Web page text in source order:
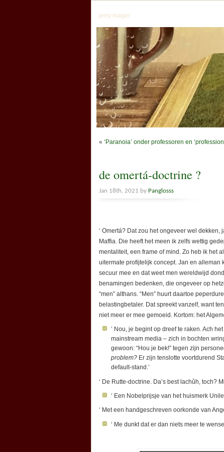
jerry mager
« ‘Paranoia’ onder professoren en
de omertá-doctrine ?
Jan 18th, 2021 by Panglosss
‘ Omertá? Dat zou het ongeveer wel
Maffia. Die heeft het meen ik zelfs wettig
mentaliteit, een frame of mind. Zo heb ik het
uitermate profijtelijk concept. Jan en alleman
secuur mee en dat weet men wereldwijd
benamingen bedenken, die ongeveer op
“men” althans. “Men” huurt daartoe
belastingbetaler. Dat spreekt vanzelf, want
niet meer er mee gemoeid. Kortom: het
‘ Nou, je begint op dreef te raken. Ach
mainstream media – zich in bochten
gewoon: “Hou je bek!” tegen zijn
problem? Er zijn tenslotte voortdurend
default-stand.’
‘ De Rutte-doctrine. Da’s best lachûh, toch?
‘ Een Nobelprijsje van het huismerk
‘ Met een handgeschreven oorkonde van
‘ Me dunkt dat er dan niets meer te